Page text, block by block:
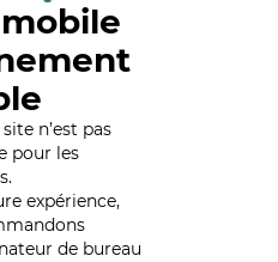
n’est pas
pour les
expérience,
de bureau